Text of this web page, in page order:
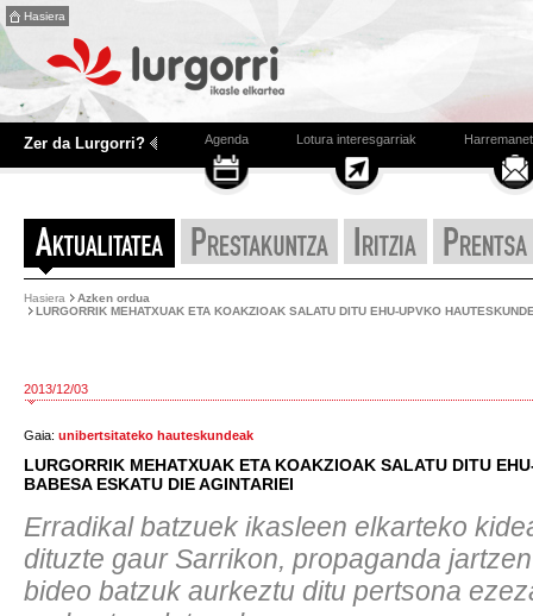
Hasiera
Zer da Lurgorri? Agenda Lotura interesgarriak
Hasiera
Azken ordua
LURGORRIK MEHATXUAK ETA KOAKZIOAK SALATU DITU EHU-UPVKO
2013/12/03
Gaia: unibertsitateko hauteskundeak
LURGORRIK MEHATXUAK ETA KOAKZIOAK SALATU DITU
BABESA ESKATU DIE AGINTARIEI
Erradikal batzuek ikasleen elkarteko
dituzte gaur Sarrikon, propaganda
bideo batzuk aurkeztu ditu pertsona